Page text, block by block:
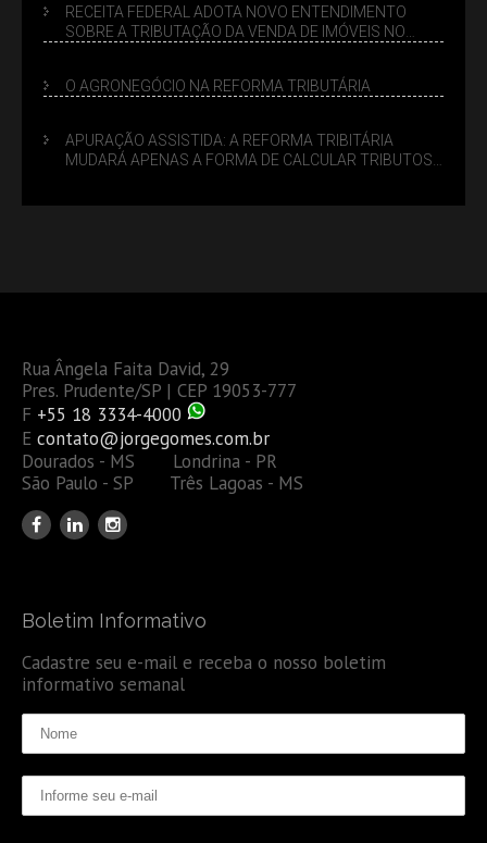
RECEITA FEDERAL ADOTA NOVO ENTENDIMENTO
SOBRE A TRIBUTAÇÃO DA VENDA DE IMÓVEIS NO
O AGRONEGÓCIO NA REFORMA TRIBUTÁRIA
APURAÇÃO ASSISTIDA: A REFORMA TRIBITÁRIA
MUDARÁ APENAS A FORMA DE CALCULAR TRIBUTOS
Rua Ângela Faita David, 29
Pres. Prudente/SP | CEP 19053-777
F +55 18 3334-4000
E contato@jorgegomes.com.br
Dourados - MS Londrina - PR
São Paulo - SP Três Lagoas - MS
Boletim Informativo
Cadastre seu e-mail e receba o nosso boletim
informativo semanal